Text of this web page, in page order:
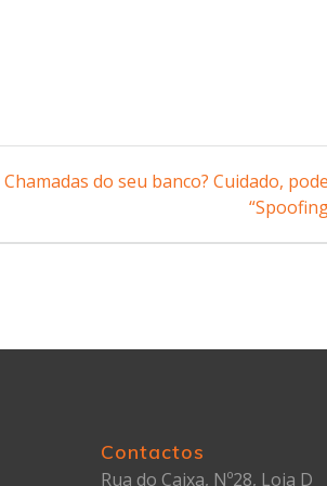
Chamadas do seu banco? Cuidado,
Contactos
Rua do Caixa, Nº28, Loja D